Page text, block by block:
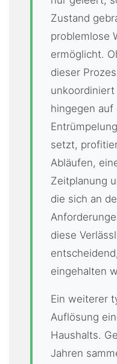
Zustand
problemlose
ermöglicht.
dieser
unkoordiniert
hingegen
setzt,
Abläufen,
Zeitplanung
die sich an
diese
eingehalten
Ein weiterer
Auflösung
Haushalts.
Jahren